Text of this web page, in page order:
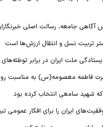
آگاهی جامعه، رسالت اصلی
تربیت نسل و انتقال ارزش‌ها است
ملت ایران در برابر
فاطمه معصومه(س) به مناسبت روز
شهید سامعی انتخاب کرده بود
ایران را برای افکار عمومی